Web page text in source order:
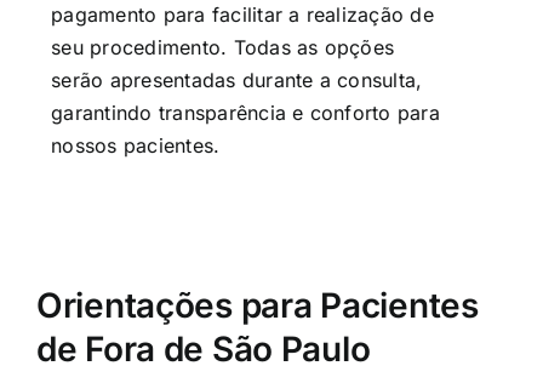
pagamento para facilitar a realização de
seu procedimento. Todas as opções
serão apresentadas durante a consulta,
garantindo transparência e conforto para
nossos pacientes.
Orientações para Pacientes
de Fora de São Paulo